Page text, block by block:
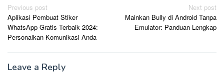
Post
navigation
Previous post
Aplikasi Pembuat Stiker
WhatsApp Gratis Terbaik 2024:
Personalkan Komunikasi Anda
Next post
Mainkan Bully di Android Tanpa
Emulator: Panduan Lengkap
Leave a Reply